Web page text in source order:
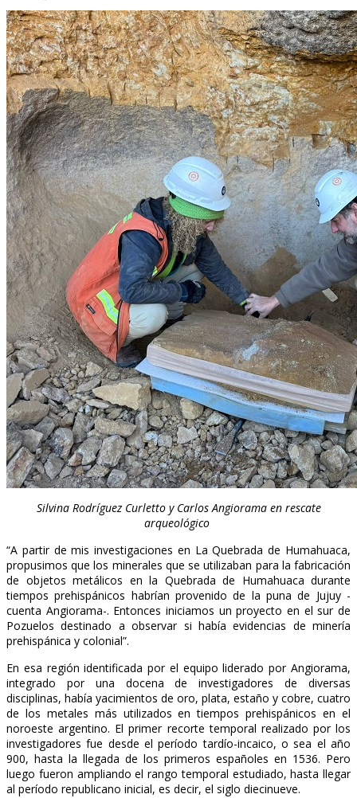
Silvina Rodríguez Curletto y Carlos Angiorama en rescate
arqueológico
“A partir de mis investigaciones en La Quebrada de Humahuaca,
propusimos que los minerales que se utilizaban para la fabricación
de objetos metálicos en la Quebrada de Humahuaca durante
tiempos prehispánicos habrían provenido de la puna de Jujuy -
cuenta Angiorama-. Entonces iniciamos un proyecto en el sur de
Pozuelos destinado a observar si había evidencias de minería
prehispánica y colonial”.
En esa región identificada por el equipo liderado por Angiorama,
integrado por una docena de investigadores de diversas
disciplinas, había yacimientos de oro, plata, estaño y cobre, cuatro
de los metales más utilizados en tiempos prehispánicos en el
noroeste argentino. El primer recorte temporal realizado por los
investigadores fue desde el período tardío-incaico, o sea el año
900, hasta la llegada de los primeros españoles en 1536. Pero
luego fueron ampliando el rango temporal estudiado, hasta llegar
al período republicano inicial, es decir, el siglo diecinueve.